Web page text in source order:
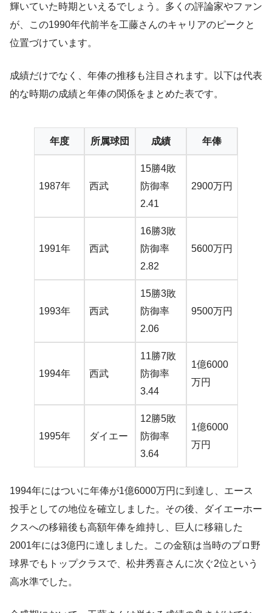
輝いていた時期といえるでしょう。多くの評論家やファン
が、この1990年代前半を工藤さんのキャリアのピークと
位置づけています。
成績だけでなく、年俸の推移も注目されます。以下は代表
的な時期の成績と年俸の関係をまとめた表です。
年度 所属球団 成績 年俸
1987年 西武
15勝4敗
防御率
2.41
2900万円
1991年 西武
16勝3敗
防御率
2.82
5600万円
1993年 西武
15勝3敗
防御率
2.06
9500万円
1994年 西武
11勝7敗
防御率
3.44
1億6000
万円
1995年 ダイエー
12勝5敗
防御率
3.64
1億6000
万円
1994年にはついに年俸が1億6000万円に到達し、エース
投手としての地位を確立しました。その後、ダイエーホー
クスへの移籍後も高額年俸を維持し、巨人に移籍した
2001年には3億円に達しました。この金額は当時のプロ野
球界でもトップクラスで、松井秀喜さんに次ぐ2位という
高水準でした。